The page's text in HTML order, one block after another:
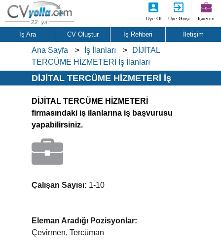
Üye Ol Üye Girişi İşveren
İş Ara CV Oluştur İş Rehberi İletişim
Ana Sayfa İş İlanları
DİJİTAL
TERCÜME HİZMETERİ İş İlanları
DİJİTAL TERCÜME HİZMETERİ İş
DİJİTAL TERCÜME HİZMETERİ
firmasındaki iş ilanlarına iş başvurusu
yapabilirsiniz.
Çalışan Sayısı: 1-10
Eleman Aradığı Pozisyonlar:
Çevirmen, Tercüman